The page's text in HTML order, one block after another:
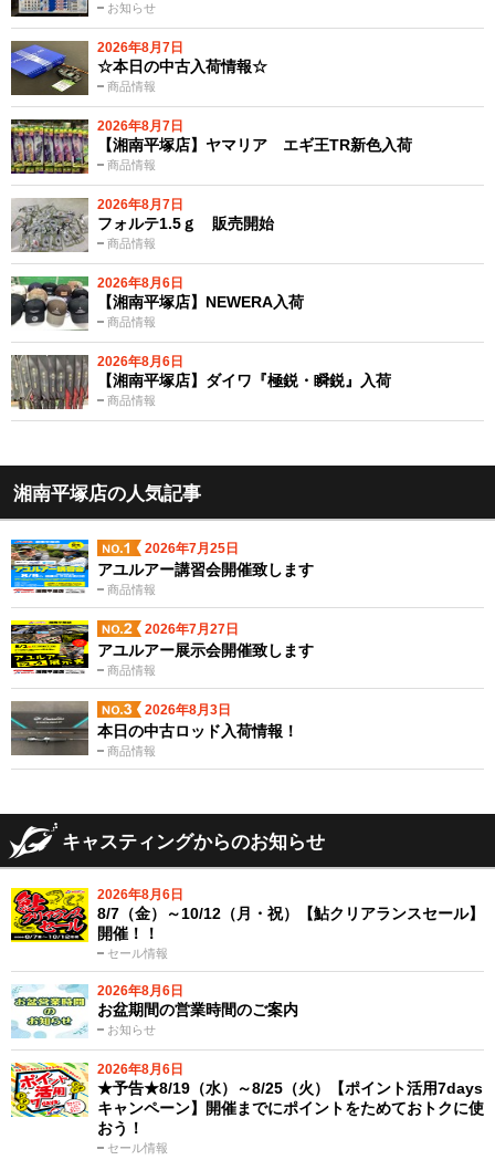
お知らせ
2026年8月7日
商品情報
☆本日の中古入荷情報☆
2026年8月7日
商品情報
【湘南平塚店】ヤマリア エギ王TR新色入荷
2026年8月7日
商品情報
フォルテ1.5ｇ 販売開始
2026年8月6日
商品情報
【湘南平塚店】NEWERA入荷
2026年8月6日
商品情報
【湘南平塚店】ダイワ『極鋭・瞬鋭』入荷
湘南平塚店の人気記事
2026年7月25日
商品情報
アユルアー講習会開催致します
2026年7月27日
商品情報
アユルアー展示会開催致します
2026年8月3日
商品情報
本日の中古ロッド入荷情報！
キャスティングからのお知らせ
2026年8月6日
セール情報
8/7（金）～10/12（月・祝）【鮎クリアランスセール】
開催！！
2026年8月6日
お知らせ
お盆期間の営業時間のご案内
2026年8月6日
セール情報
★予告★8/19（水）～8/25（火）【ポイント活用7days
キャンペーン】開催までにポイントをためておトクに使
おう！